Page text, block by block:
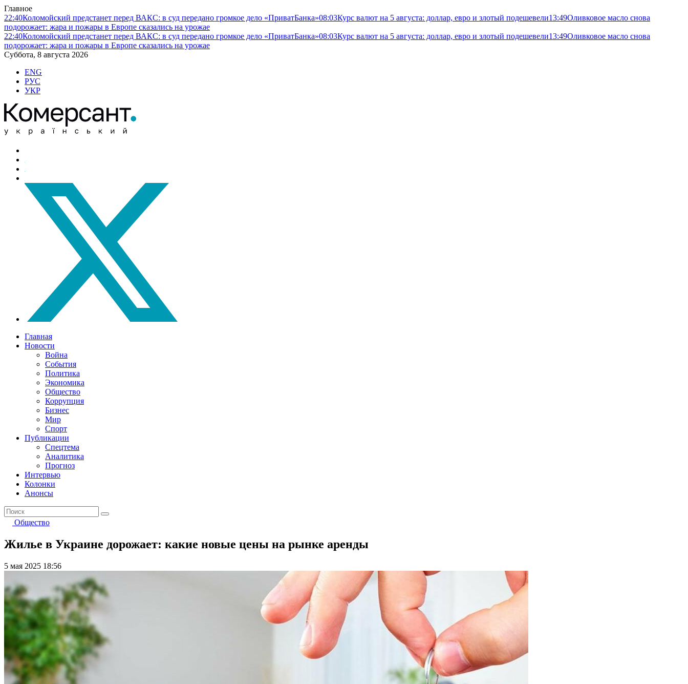
Главное
22:40Коломойский предстанет перед ВАКС: в суд передано громкое дело «ПриватБанка»08:03Курс валют на 5 августа: доллар, евро и злотый подешевели13:49Оливковое масло снова
подорожает: жара и пожары в Европе сказались на урожае
22:40Коломойский предстанет перед ВАКС: в суд передано громкое дело «ПриватБанка»08:03Курс валют на 5 августа: доллар, евро и злотый подешевели13:49Оливковое масло снова
подорожает: жара и пожары в Европе сказались на урожае
Суббота, 8 августа 2026
ENG
РУС
УКР
Главная
Новости
Война
События
Политика
Экономика
Общество
Коррупция
Бизнес
Мир
Спорт
Публикации
Спецтема
Аналитика
Прогноз
Интервью
Колонки
Анонсы
Общество
Жилье в Украине дорожает: какие новые цены на рынке аренды
5 мая 2025 18:56